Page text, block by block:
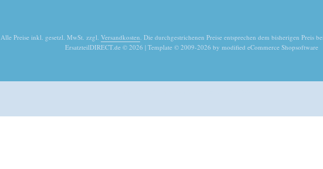
Alle Preise inkl. gesetzl. MwSt. zzgl. Versandkosten. Die durchgestrichenen Preise entsprechen dem bisherigen Preis
ErsatzteilDIRECT.de © 2026 | Template © 2009-2026 by modified eCommerce Shopsoftware